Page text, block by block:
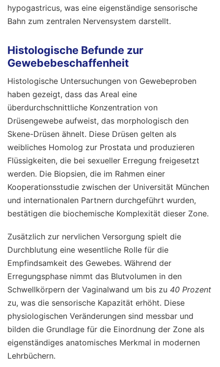
hypogastricus, was eine eigenständige sensorische
Bahn zum zentralen Nervensystem darstellt.
Histologische Befunde zur
Gewebebeschaffenheit
Histologische Untersuchungen von Gewebeproben
haben gezeigt, dass das Areal eine
überdurchschnittliche Konzentration von
Drüsengewebe aufweist, das morphologisch den
Skene-Drüsen ähnelt. Diese Drüsen gelten als
weibliches Homolog zur Prostata und produzieren
Flüssigkeiten, die bei sexueller Erregung freigesetzt
werden. Die Biopsien, die im Rahmen einer
Kooperationsstudie zwischen der Universität München
und internationalen Partnern durchgeführt wurden,
bestätigen die biochemische Komplexität dieser Zone.
Zusätzlich zur nervlichen Versorgung spielt die
Durchblutung eine wesentliche Rolle für die
Empfindsamkeit des Gewebes. Während der
Erregungsphase nimmt das Blutvolumen in den
Schwellkörpern der Vaginalwand um bis zu 40 Prozent
zu, was die sensorische Kapazität erhöht. Diese
physiologischen Veränderungen sind messbar und
bilden die Grundlage für die Einordnung der Zone als
eigenständiges anatomisches Merkmal in modernen
Lehrbüchern.